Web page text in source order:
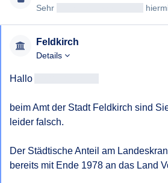
Sehr
hiermit
Feldkirch
Details
Hallo
beim Amt der Stadt Feldkirch sind
leider falsch.
Der Städtische Anteil am
bereits mit Ende 1978 an das Land